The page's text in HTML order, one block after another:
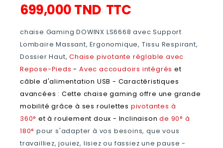
699,000 TND TTC
chaise Gaming DOWINX LS6668 avec Support
Lombaire Massant, Ergonomique, Tissu Respirant,
Dossier Haut,Chaise pivotante réglable avec
Repose-Pieds - Avec accoudoirs intégrés et
câble d'alimentation USB - Caractéristiques
avancées : Cette chaise gaming offre une grande
mobilité grâce à ses roulettes pivotantes à
360° et à roulement doux - Inclinaisonde 90° à
180° pour s'adapter à vos besoins, que vous
travailliez, jouiez, lisiez ou fassiez une pause -